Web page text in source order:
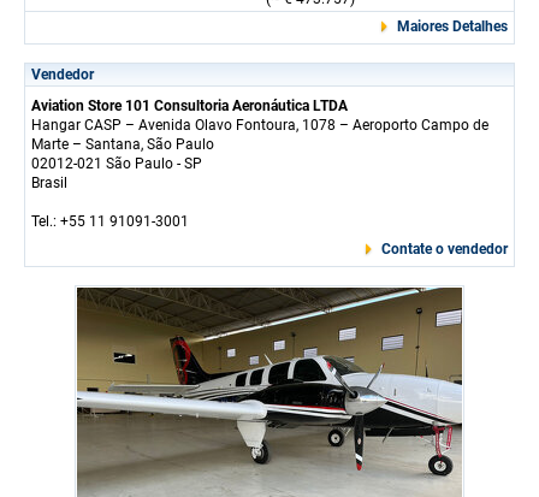
Maiores Detalhes
Vendedor
Aviation Store 101 Consultoria Aeronáutica LTDA
Hangar CASP – Avenida Olavo Fontoura, 1078 – Aeroporto Campo de
Marte – Santana, São Paulo
02012-021 São Paulo - SP
Brasil
Tel.: +55 11 91091-3001
Contate o vendedor